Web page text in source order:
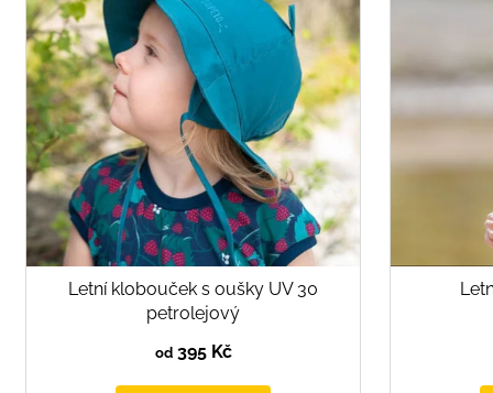
i
s
p
r
o
d
u
k
t
ů
Letní klobouček s oušky UV 30
petrolejový
od395 Kč